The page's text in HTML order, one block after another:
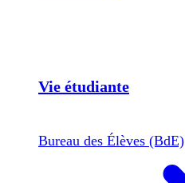
Vie étudiante
Bureau des Élèves (BdE)